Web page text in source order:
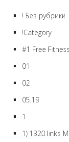
! Без рубрики
!Category
#1 Free
01
02
05.19
1
1) 1320 links